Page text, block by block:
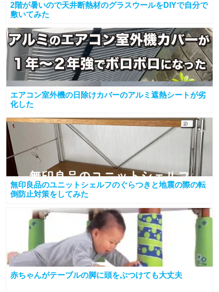
2階が暑いので天井断熱材のグラスウールをDIYで自分で
敷いてみた
エアコン室外機の日除けカバーのアルミ遮熱シートが劣
化した
無印良品のユニットシェルフのぐらつきと地震の際の転
倒防止対策をしてみた
赤ちゃんがテーブルの脚に頭をぶつけても大丈夫